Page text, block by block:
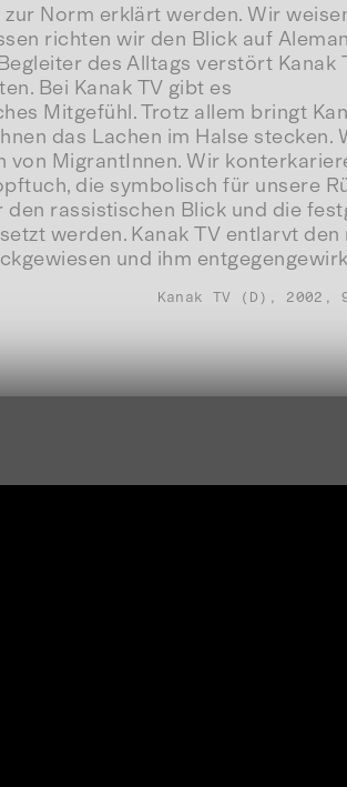
Norm erklärt werden. Wir
richten wir den Blick auf
des Alltags verstört
Bei Kanak TV gibt es
Mitgefühl. Trotz allem bringt
das Lachen im Halse stecken.
MigrantInnen. Wir
die symbolisch für unsere
rassistischen Blick und die
werden. Kanak TV entlarvt
und ihm
Kanak TV (D), 2002,